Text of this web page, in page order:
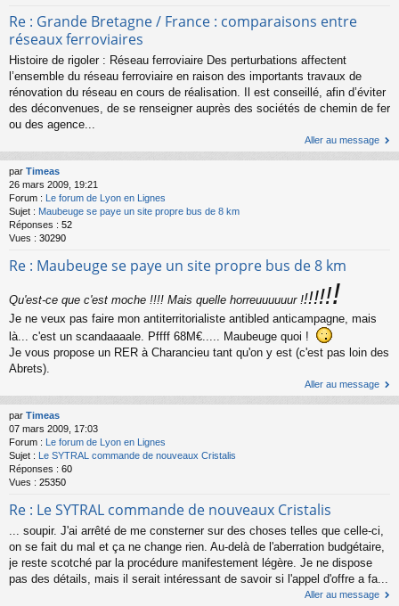
Re : Grande Bretagne / France : comparaisons entre
réseaux ferroviaires
Histoire de rigoler : Réseau ferroviaire Des perturbations affectent
l’ensemble du réseau ferroviaire en raison des importants travaux de
rénovation du réseau en cours de réalisation. Il est conseillé, afin d’éviter
des déconvenues, de se renseigner auprès des sociétés de chemin de fer
ou des agence...
Aller au message
par Timeas
26 mars 2009, 19:21
Forum : Le forum de Lyon en Lignes
Sujet : Maubeuge se paye un site propre bus de 8 km
Réponses : 52
Vues : 30290
Re : Maubeuge se paye un site propre bus de 8 km
Qu'est-ce que c'est moche !!!! Mais quelle horreuuuuuur !!!!!!!
Je ne veux pas faire mon antiterritorialiste antibled anticampagne, mais
là... c'est un scandaaaale. Pffff 68M€..... Maubeuge quoi !
Je vous propose un RER à Charancieu tant qu'on y est (c'est pas loin des
Abrets).
Aller au message
par Timeas
07 mars 2009, 17:03
Forum :
Le forum de Lyon en Lignes
Sujet :
Le SYTRAL commande de nouveaux Cristalis
Réponses : 60
Vues : 25350
Re : Le SYTRAL commande de nouveaux Cristalis
... soupir. J'ai arrêté de me consterner sur des choses telles que celle-ci,
on se fait du mal et ça ne change rien. Au-delà de l'aberration budgétaire,
je reste scotché par la procédure manifestement légère. Je ne dispose
pas des détails, mais il serait intéressant de savoir si l'appel d'offre a fa...
Aller au message